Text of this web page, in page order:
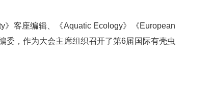
》客座编辑、《Aquatic Ecology》《European
委，作为大会主席组织召开了第6届国际有壳虫